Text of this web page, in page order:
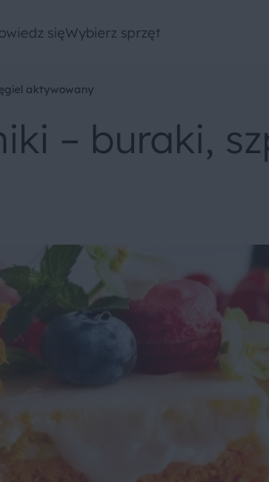
sięWybierz sprzęt
aktywowany
– buraki,